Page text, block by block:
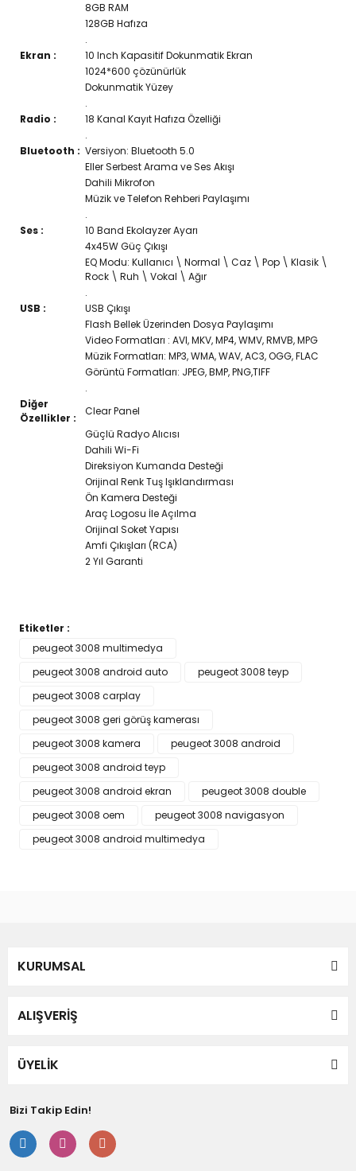
8GB RAM
128GB Hafıza
.
Ekran :
10 Inch Kapasitif Dokunmatik Ekran
1024*600 çözünürlük
Dokunmatik Yüzey
.
Radio :
18 Kanal Kayıt Hafıza Özelliği
.
Bluetooth : Versiyon: Bluetooth 5.0
Eller Serbest Arama ve Ses Akışı
Dahili Mikrofon
Müzik ve Telefon Rehberi Paylaşımı
.
Ses :
10 Band Ekolayzer Ayarı
4x45W Güç Çıkışı
EQ Modu: Kullanıcı \ Normal \ Caz \ Pop \ Klasik \
Rock \ Ruh \ Vokal \ Ağır
.
USB :
USB Çıkışı
Flash Bellek Üzerinden Dosya Paylaşımı
Video Formatları : AVI, MKV, MP4, WMV, RMVB, MPG
Müzik Formatları: MP3, WMA, WAV, AC3, OGG, FLAC
Görüntü Formatları: JPEG, BMP, PNG,TIFF
.
Diğer
Özellikler :
Clear Panel
Güçlü Radyo Alıcısı
Dahili Wi-Fi
Direksiyon Kumanda Desteği
Orijinal Renk Tuş Işıklandırması
Ön Kamera Desteği
Araç Logosu İle Açılma
Orijinal Soket Yapısı
Amfi Çıkışları (RCA)
2 Yıl Garanti
Bu ürüne ilk yorumu siz yapın!
Yorum Yaz
Bu ürünün fiyat bilgisi, resim, ürün açıklamalarında ve diğer
kullanarak tarafımıza iletebilirsiniz.
Görüş ve önerileriniz için teşekkür ederiz.
Ürün bilgilerinde hatalar bulunuyor.
Ürün fiyatı diğer sitelerden daha pahalı.
Bu ürüne benzer farklı alternatifler olmalı.
Etiketler :
peugeot 3008 multimedya
peugeot 3008 android auto
peugeot 3008 teyp
peugeot 3008 carplay
peugeot 3008 geri görüş kamerası
peugeot 3008 kamera
peugeot 3008 android
peugeot 3008 android teyp
peugeot 3008 android ekran
peugeot 3008 double
peugeot 3008 oem
peugeot 3008 navigasyon
peugeot 3008 android multimedya
KURUMSAL
ALIŞVERİŞ
ÜYELİK
Bizi Takip Edin!